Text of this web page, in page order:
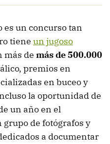
es un concurso tan
tiene un jugoso
más de más de 500.000
premios en
en buceo y
la oportunidad de
un año en el
grupo de fotógrafos y
a documentar